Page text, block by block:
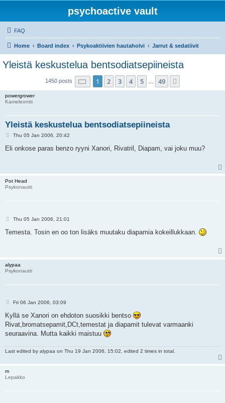
psychoactive vault
FAQ
Home Board index Psykoaktiivien hautaholvi Jarrut & sedatiivit
Yleistä keskustelua bentsodiatsepiineista
1450 posts Page 1of 49
1 2 3 4 5 49
powergrower
Kameleontti
Yleistä keskustelua bentsodiatsepiineista
P
s
Thu 05 Jan 2006, 20:42
Eli onkose paras benzo ryyni Xanori, Rivatril, Diapam, vai joku muu?
Pot Head
Psykonautti
P
s
Thu 05 Jan 2006, 21:01
Temesta. Tosin en oo ton lisäks muutaku diapamia kokeillukkaan.
alypaa
Psykonautti
P
s
t
Fri 06 Jan 2006, 03:09
Kyllä se Xanori on ehdoton suosikki bentso
Rivat,bromatsepamit,DCt,temestat ja diapamit tulevat varmaanki
seuraavina. Mutta kaikki maistuu
Last edited by alypaa on Thu 19 Jan 2006, 15:02, edited 2 times in total.
m
Lepakko